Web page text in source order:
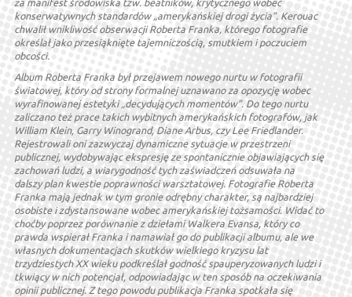
za manifest środowiska tzw. beatników, krytycznego wobec
konserwatywnych standardów „amerykańskiej drogi życia”. Kerouac
chwalił wnikliwość obserwacji Roberta Franka, którego fotografie
określał jako przesiąknięte tajemniczością, smutkiem i poczuciem
obcości.
Album Roberta Franka był przejawem nowego nurtu w fotografii
światowej, który od strony formalnej uznawano za opozycję wobec
wyrafinowanej estetyki „decydujących momentów”. Do tego nurtu
zaliczano też prace takich wybitnych amerykańskich fotografów, jak
William Klein, Garry Winogrand, Diane Arbus, czy Lee Friedlander.
Rejestrowali oni zazwyczaj dynamiczne sytuacje w przestrzeni
publicznej, wydobywając ekspresję ze spontanicznie objawiających się
zachowań ludzi, a wiarygodność tych zaświadczeń odsuwała na
dalszy plan kwestie poprawności warsztatowej. Fotografie Roberta
Franka mają jednak w tym gronie odrębny charakter, są najbardziej
osobiste i zdystansowane wobec amerykańskiej tożsamości. Widać to
choćby poprzez porównanie z dziełami Walkera Evansa, który co
prawda wspierał Franka i namawiał go do publikacji albumu, ale we
własnych dokumentacjach skutków wielkiego kryzysu lat
trzydziestych XX wieku podkreślał godność spauperyzowanych ludzi i
tkwiący w nich potencjał, odpowiadając w ten sposób na oczekiwania
opinii publicznej. Z tego powodu publikacja Franka spotkała się